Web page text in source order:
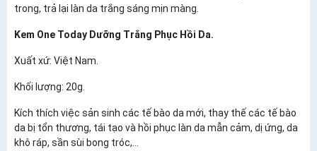
trong, trả lại làn da trắng sáng mịn màng.
Kem One Today Dưỡng Trắng Phục Hồi Da.
Xuất xứ: Việt Nam.
Khối lượng: 20g.
Kích thích việc sản sinh các tế bào da mới, thay thế các tế bào
da bị tổn thương, tái tạo và hồi phục làn da mẫn cảm, dị ứng, da
khô ráp, sần sùi bong tróc,...